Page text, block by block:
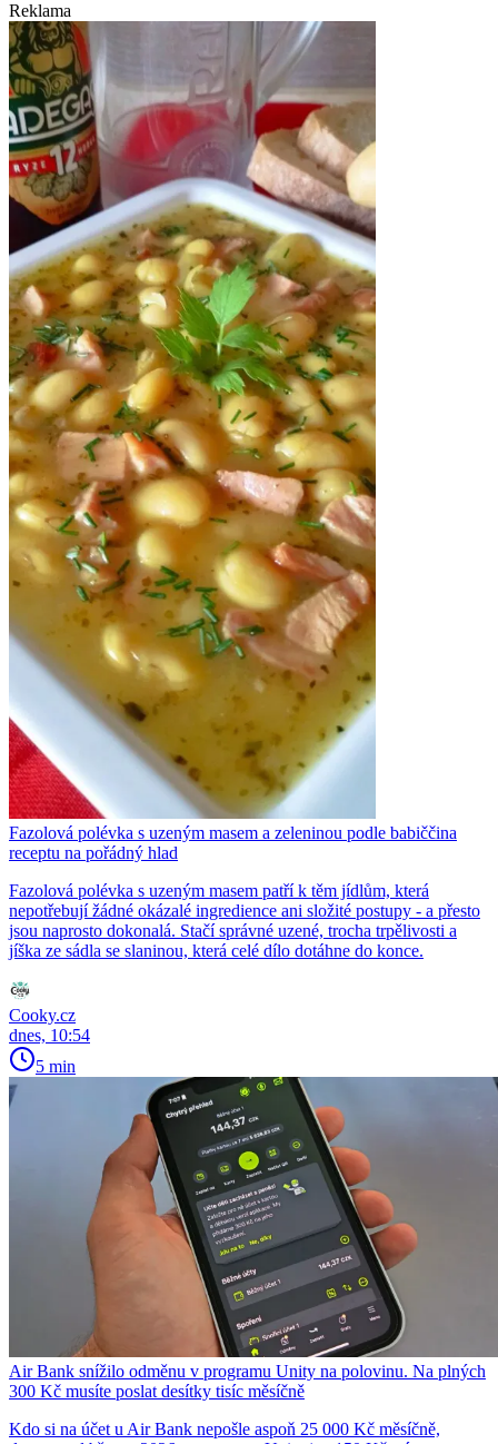
Reklama
Fazolová polévka s uzeným masem a zeleninou podle babiččina
receptu na pořádný hlad
Fazolová polévka s uzeným masem patří k těm jídlům, která
nepotřebují žádné okázalé ingredience ani složité postupy - a přesto
jsou naprosto dokonalá. Stačí správné uzené, trocha trpělivosti a
jíška ze sádla se slaninou, která celé dílo dotáhne do konce.
Cooky.cz
dnes, 10:54
5 min
Air Bank snížilo odměnu v programu Unity na polovinu. Na plných
300 Kč musíte poslat desítky tisíc měsíčně
Kdo si na účet u Air Bank nepošle aspoň 25 000 Kč měsíčně,